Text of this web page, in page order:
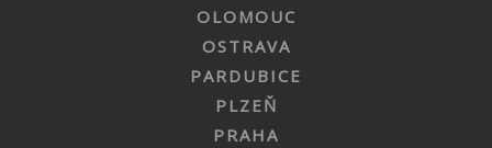
OLOMOUC
OSTRAVA
PARDUBICE
PLZEŇ
PRAHA